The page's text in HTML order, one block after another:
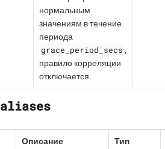
нормальным
значениям в течение
периода
grace_period_secs ,
правило корреляции
отключается.
aliases
Описание
Тип